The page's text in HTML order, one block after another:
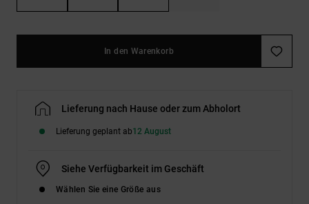
In den Warenkorb
Lieferung nach Hause oder zum Abholort
Lieferung geplant ab12 August
Siehe Verfügbarkeit im Geschäft
Wählen Sie eine Größe aus